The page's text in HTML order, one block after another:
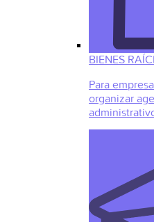
BIENES
Para
organizar